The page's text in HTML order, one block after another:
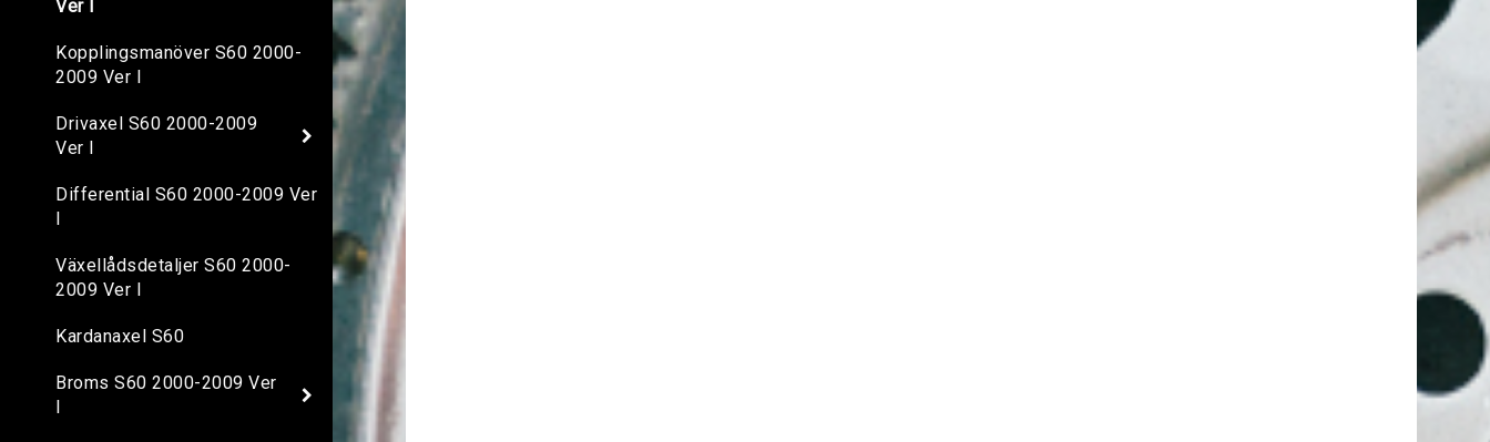
Ver I
Kopplingsmanöver S60 2000-
2009 Ver I
Drivaxel S60 2000-2009
Ver I
Differential S60 2000-2009 Ver
Växellådsdetaljer S60 2000-
2009 Ver I
Kardanaxel S60
Broms S60 2000-2009 Ver